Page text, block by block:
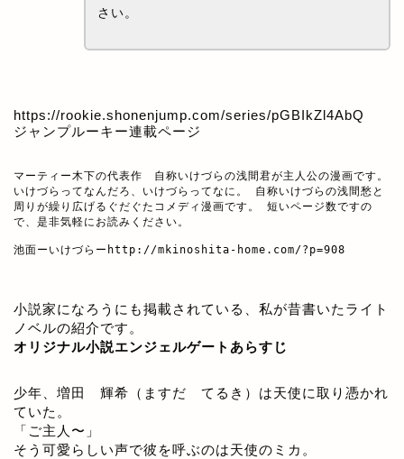
さい。
https://rookie.shonenjump.com/series/pGBIkZl4AbQ
ジャンプルーキー連載ページ
マーティー木下の代表作　自称いけづらの浅間君が主人公の漫画です。
いけづらってなんだろ、いけづらってなに。 自称いけづらの浅間愁と
周りが繰り広げるぐだぐたコメディ漫画です。 短いページ数ですの
で、是非気軽にお読みください。
池面ーいけづらー http://mkinoshita-home.com/?p=908
小説家になろうにも掲載されている、私が昔書いたライト
ノベルの紹介です。
オリジナル小説エンジェルゲートあらすじ
少年、増田 輝希（ますだ てるき）は天使に取り憑かれ
ていた。
「ご主人〜」
そう可愛らしい声で彼を呼ぶのは天使のミカ。